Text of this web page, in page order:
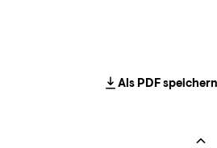
Als PDF speichern